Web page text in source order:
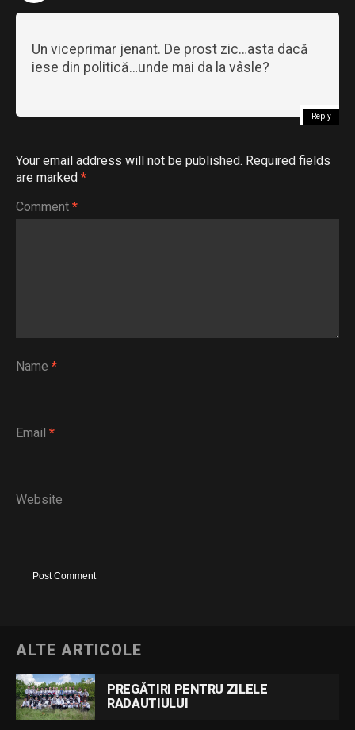
Un viceprimar jenant. De prost zic…asta dacă
iese din politică…unde mai da la vâsle?
Reply
Your email address will not be published. Required fields
are marked *
Comment *
Name *
Email *
Website
ALTE ARTICOLE
PREGĂTIRI PENTRU ZILELE
RADAUTIULUI